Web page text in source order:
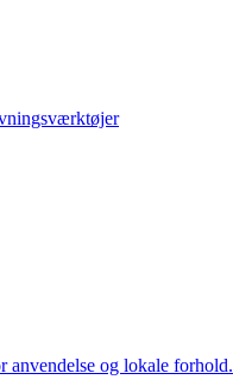
og lokale forhold.